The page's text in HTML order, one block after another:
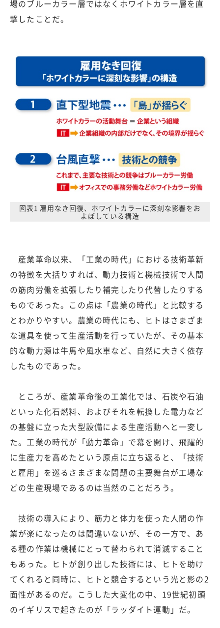
場のブルーカラー層ではなくホワイトカラー層を直
撃したことだ。
図表1 雇用なき回復、ホワイトカラーに深刻な影響をお
よぼしている構造
産業革命以来、「工業の時代」における技術革新
の特徴を大括りすれば、動力技術と機械技術で人間
の筋肉労働を拡張したり補完したり代替したりする
ものであった。この点は「農業の時代」と比較する
とわかりやすい。農業の時代にも、ヒトはさまざま
な道具を使って生産活動を行っていたが、その基本
的な動力源は牛馬や風水車など、自然に大きく依存
したものであった。
ところが、産業革命後の工業化では、石炭や石油
といった化石燃料、およびそれを転換した電力など
の基盤に立った大型設備による生産活動へと一変し
た。工業の時代が「動力革命」で幕を開け、飛躍的
に生産力を高めたという原点に立ち返ると、「技術
と雇用」を巡るさまざまな問題の主要舞台が工場な
どの生産現場であるのは当然のことだろう。
技術の導入により、筋力と体力を使った人間の作
業が楽になったのは間違いないが、その一方で、あ
る種の作業は機械にとって替わられて消滅すること
もあった。ヒトが創り出した技術には、ヒトを助け
てくれると同時に、ヒトと競合するという光と影の2
面性があるのだ。こうした大変化の中、19世紀初頭
のイギリスで起きたのが「ラッダイト運動」だ。